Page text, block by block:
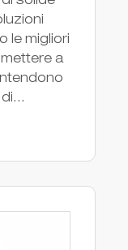
le migliori
a